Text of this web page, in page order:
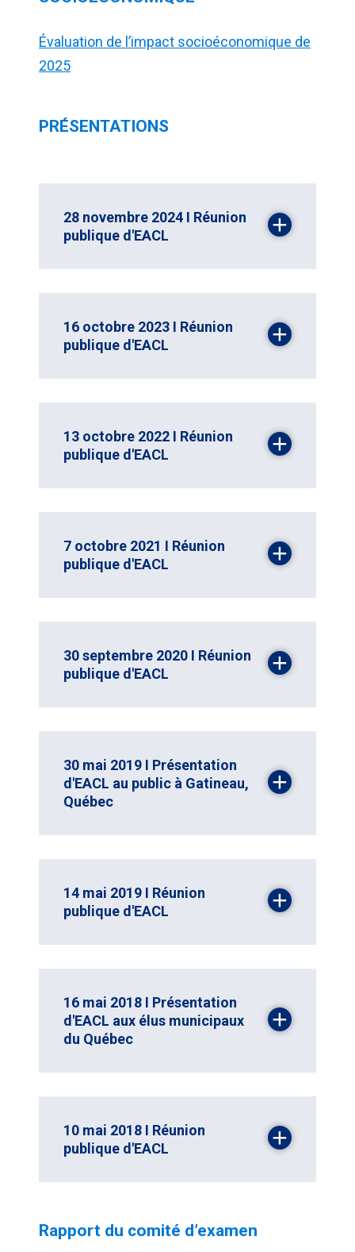
Évaluation de l’impact socioéconomique de
2025
PRÉSENTATIONS
28 novembre 2024 I Réunion
publique d'EACL
16 octobre 2023 I Réunion
publique d'EACL
13 octobre 2022 I Réunion
publique d'EACL
7 octobre 2021 I Réunion
publique d'EACL
30 septembre 2020 I Réunion
publique d'EACL
30 mai 2019 I Présentation
d'EACL au public à Gatineau,
Québec
14 mai 2019 I Réunion
publique d'EACL
16 mai 2018 I Présentation
d'EACL aux élus municipaux
du Québec
10 mai 2018 I Réunion
publique d'EACL
Rapport du comité d’examen